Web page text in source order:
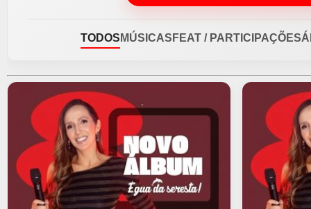
TODOS MÚSICAS FEAT / PARTICIPAÇÕES